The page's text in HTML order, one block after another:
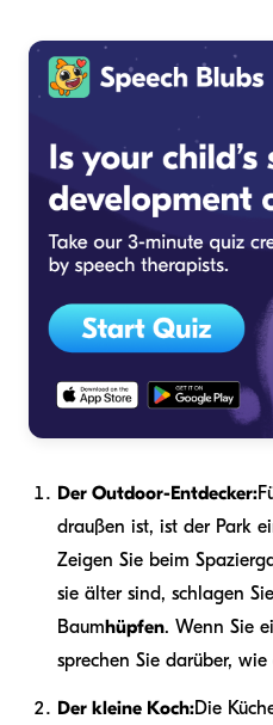
Der Outdoor-Entdecker:
draußen ist, ist der Park
Zeigen Sie beim
sie älter sind, schlagen
Baumhüpfen. Wenn Sie
sprechen Sie darüber, wie
Der kleine Koch:Die